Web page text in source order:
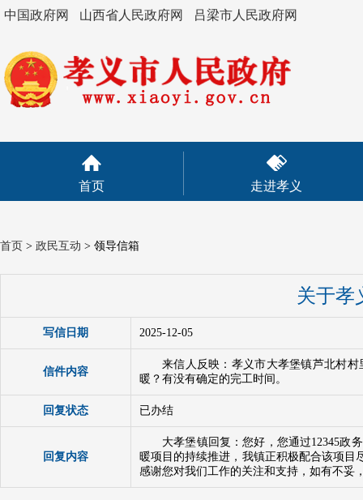
中国政府网 山西省人民政府网 吕梁市人民政府网
首页 走进孝义
首页 > 政民互动 > 领导信箱
关于孝
写信日期 2025-12-05
信件内容
来信人反映：孝义市大孝堡镇芦北村
暖？有没有确定的完工时间。
回复状态 已办结
回复内容
大孝堡镇回复：您好，您通过12345政
暖项目的持续推进，我镇正积极配合该项目
感谢您对我们工作的关注和支持，如有不妥